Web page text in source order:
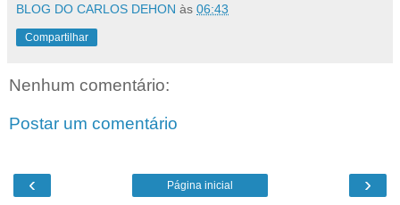
BLOG DO CARLOS DEHON às 06:43
Compartilhar
Nenhum comentário:
Postar um comentário
‹ ›
Página inicial